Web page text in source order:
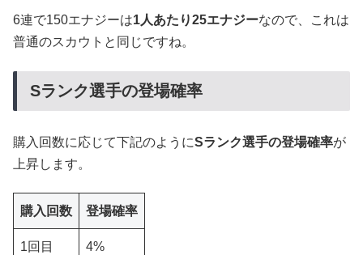
6連で150エナジーは1人あたり25エナジーなので、これは
普通のスカウトと同じですね。
Sランク選手の登場確率
購入回数に応じて下記のようにSランク選手の登場確率が
上昇します。
購入回数 登場確率
1回目 4%